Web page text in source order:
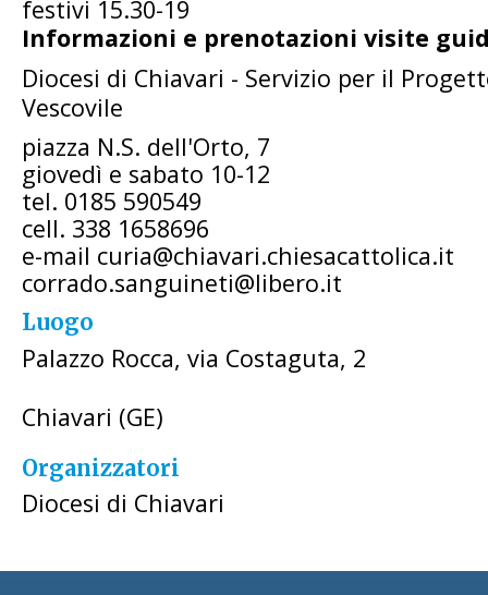
festivi 15.30-19
Informazioni e prenotazioni visite
Diocesi di Chiavari - Servizio per il
Vescovile
piazza N.S. dell'Orto, 7
giovedì e sabato 10-12
tel. 0185 590549
cell. 338 1658696
e-mail curia@chiavari.chiesacattolica.it
corrado.sanguineti@libero.it
Luogo
Palazzo Rocca, via Costaguta, 2
Chiavari (GE)
Organizzatori
Diocesi di Chiavari